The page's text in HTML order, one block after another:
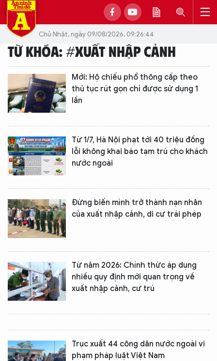
Chủ Nhật, ngày 09/08/2026, 09:26:44
TỪ KHÓA: #XUẤT NHẬP CẢNH
Mới: Hộ chiếu phổ thông cấp theo
thủ tục rút gọn chỉ được sử dụng 1
lần
Từ 1/7, Hà Nội phạt tới 40 triệu đồng
lỗi không khai báo tạm trú cho khách
nước ngoài
Đừng biến mình trở thành nạn nhân
của xuất nhập cảnh, di cư trái phép
Từ năm 2026: Chính thức áp dụng
nhiều quy định mới quan trọng về
xuất nhập cảnh, cư trú
Trục xuất 44 công dân nước ngoài vi
phạm pháp luật Việt Nam